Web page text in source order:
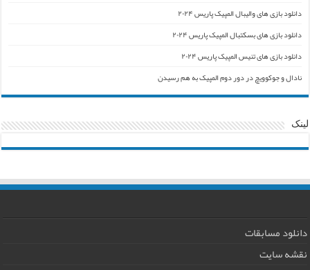
دانلود بازی های والیبال المپیک پاریس ۲۰۲۴
دانلود بازی های بسکتبال المپیک پاریس ۲۰۲۴
دانلود بازی های تنیس المپیک پاریس ۲۰۲۴
نادال و جوکوویچ در دور دوم المپیک به هم رسیدن
لینک
دانلود مسابقات
نقشه سایت